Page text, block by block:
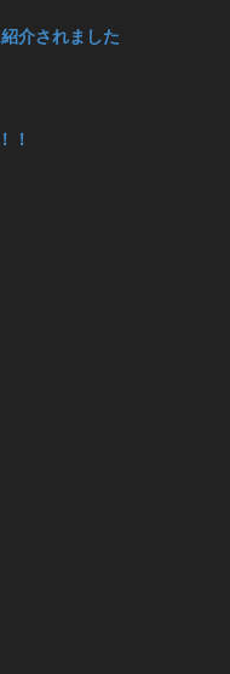
介されました
！